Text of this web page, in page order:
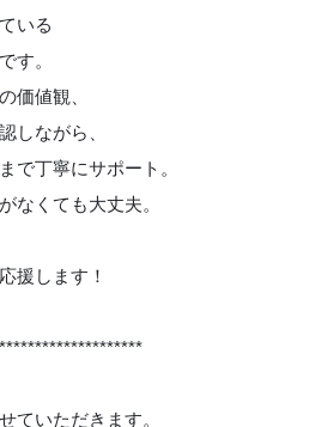
いる
す。
価値観、
しながら、
で丁寧にサポート。
なくても大丈夫。
援します！
ていただきます。